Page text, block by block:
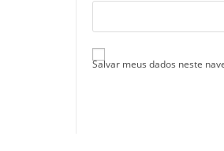
Salvar meus dados neste